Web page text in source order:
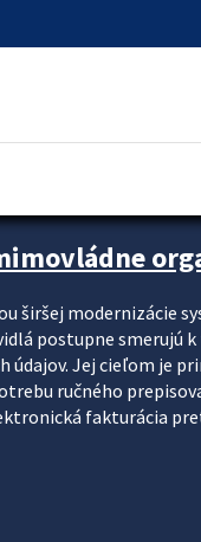
širšej modernizácie
postupne
Jej cieľom je
ručného
fakturácia